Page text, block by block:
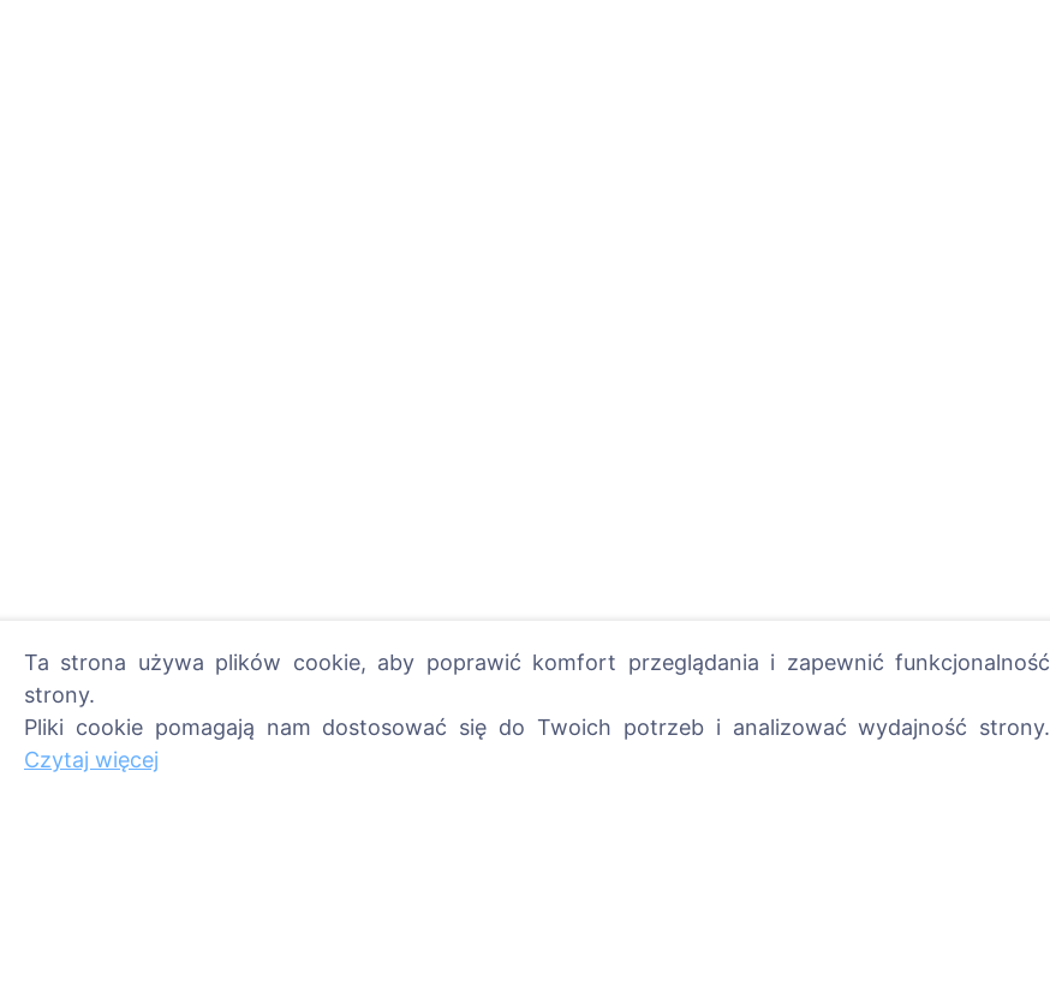
Zapal cyfrową świecę - posadź drzewo!
Ta strona używa plików cookie, aby poprawić komfort przeglądania i zapewnić funkcjonalność
strony.
Pliki cookie pomagają nam dostosować się do Twoich potrzeb i analizować wydajność strony.
Czytaj więcej